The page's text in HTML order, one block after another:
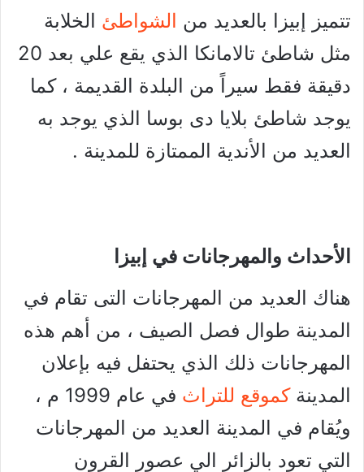
تتميز إبيزا بالعديد من الشواطئ الخلابة
مثل شاطئ تالامانكا الذي يقع علي بعد 20
دقيقة فقط سيراً من البلدة القديمة ، كما
يوجد شاطئ بلايا دى بوسا الذي يوجد به
العديد من الأندية الممتازة للمدينة .
الأحداث والمهرجانات في إبيزا
هناك العديد من المهرجانات التى تقام في
المدينة طوال فصل الصيف ، من أهم هذه
المهرجانات ذلك الذي يحتفل فيه بإعلان
المدينةكموقع للتراث
في عام 1999 م ،
ويُقام في المدينة العديد من المهرجانات
التي تعود بالزائر الي عصور القرون